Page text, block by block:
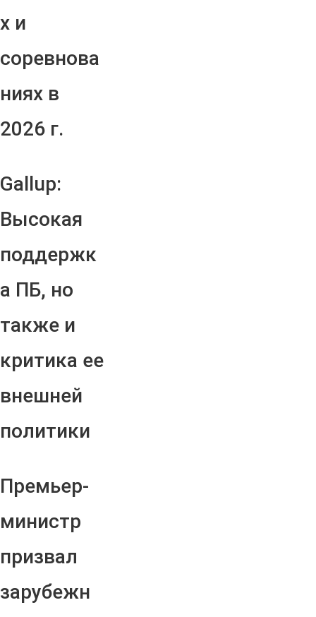
х и
соревнова
ниях в
2026 г.
Gallup:
Высокая
поддержк
а ПБ, но
также и
критика ее
внешней
политики
Премьер-
министр
призвал
зарубежн